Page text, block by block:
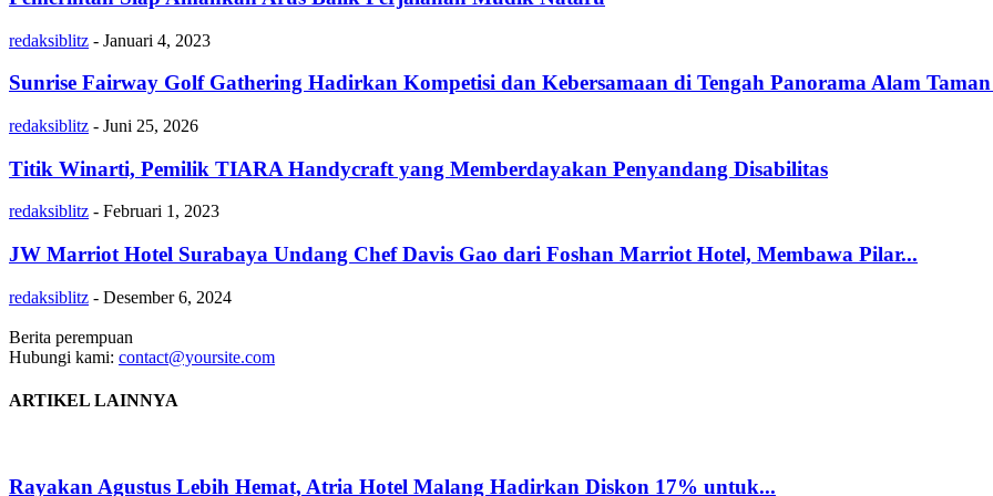
redaksiblitz - Januari 4, 2023
Sunrise Fairway Golf Gathering Hadirkan Kompetisi dan Kebersamaan di Tengah Panorama Alam
redaksiblitz - Juni 25, 2026
Titik Winarti, Pemilik TIARA Handycraft yang Memberdayakan Penyandang Disabilitas
redaksiblitz - Februari 1, 2023
JW Marriot Hotel Surabaya Undang Chef Davis Gao dari Foshan Marriot Hotel, Membawa Pilar...
redaksiblitz - Desember 6, 2024
Berita perempuan
Hubungi kami: contact@yoursite.com
ARTIKEL LAINNYA
Rayakan Agustus Lebih Hemat, Atria Hotel Malang Hadirkan Diskon 17% untuk...